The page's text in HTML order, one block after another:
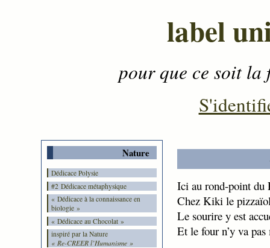
label
pour que ce soit
Nature
Dédicace Polysie
#2 Dédicace métaphysique
« Dédicace à la connaissance en
biologie »
« Dédicace au Chocolat »
inspiré par la Nature
« Re-CREER l’Humanisme »
Ici au rond-point du
Chez Kiki le
Le sourire y est
Et le four n’y va